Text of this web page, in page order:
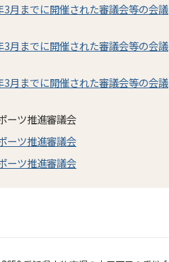
月までに開催された審議会等の会議
月までに開催された審議会等の会議
月までに開催された審議会等の会議
ーツ推進審議会
ーツ推進審議会
ーツ推進審議会